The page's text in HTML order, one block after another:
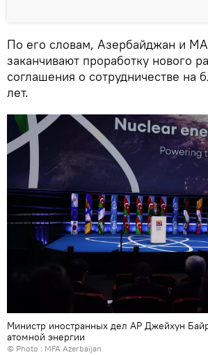
По его словам, Азербайджан и
заканчивают проработку нового
соглашения о сотрудничестве на
лет.
Министр иностранных дел АР Джейхун
атомной энергии
© Photo : MFA Azerbaijan